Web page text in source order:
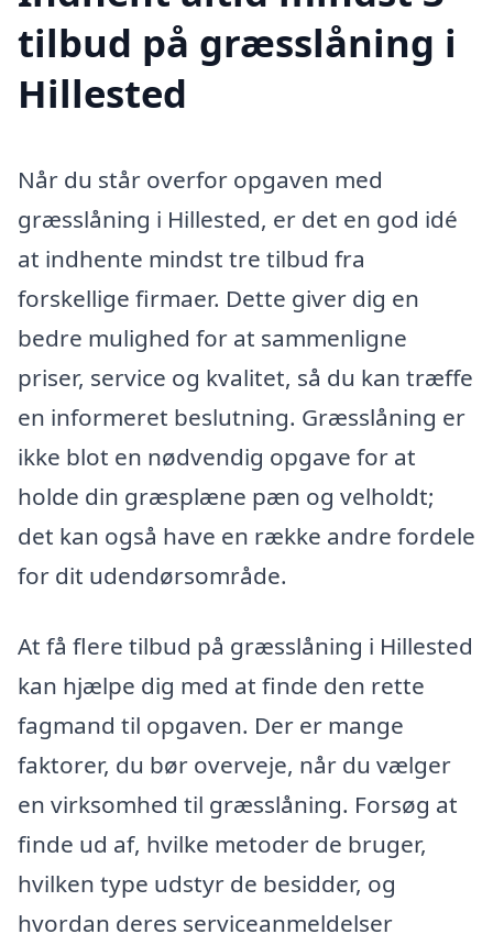
tilbud på græsslåning i
Hillested
Når du står overfor opgaven med
græsslåning i Hillested, er det en god idé
at indhente mindst tre tilbud fra
forskellige firmaer. Dette giver dig en
bedre mulighed for at sammenligne
priser, service og kvalitet, så du kan træffe
en informeret beslutning. Græsslåning er
ikke blot en nødvendig opgave for at
holde din græsplæne pæn og velholdt;
det kan også have en række andre fordele
for dit udendørsområde.
At få flere tilbud på græsslåning i Hillested
kan hjælpe dig med at finde den rette
fagmand til opgaven. Der er mange
faktorer, du bør overveje, når du vælger
en virksomhed til græsslåning. Forsøg at
finde ud af, hvilke metoder de bruger,
hvilken type udstyr de besidder, og
hvordan deres serviceanmeldelser